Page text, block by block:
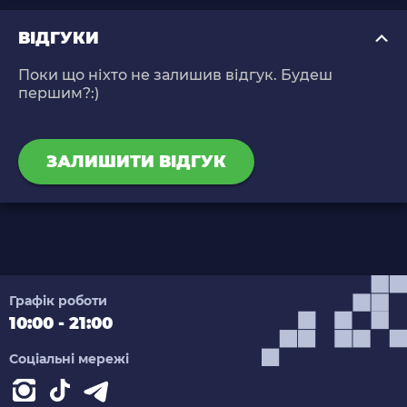
ВІДГУКИ
Поки що ніхто не залишив відгук. Будеш
першим?:)
ЗАЛИШИТИ ВІДГУК
Графік роботи
10:00 - 21:00
Соціальні мережі